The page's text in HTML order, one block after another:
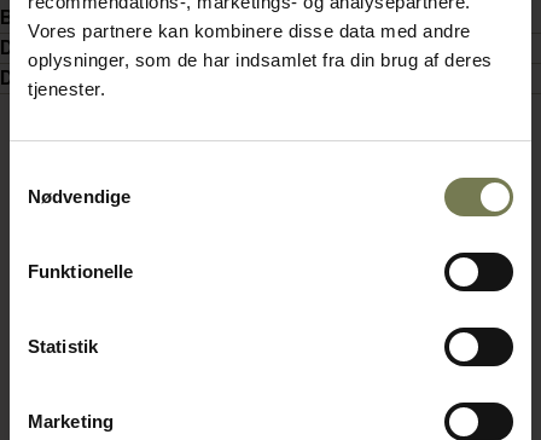
Vores partnere kan kombinere disse data med andre
oplysninger, som de har indsamlet fra din brug af deres
tjenester.
Nødvendige
Funktionelle
Statistik
Marketing
Beskrivelse
Detaljer
Dokumenter